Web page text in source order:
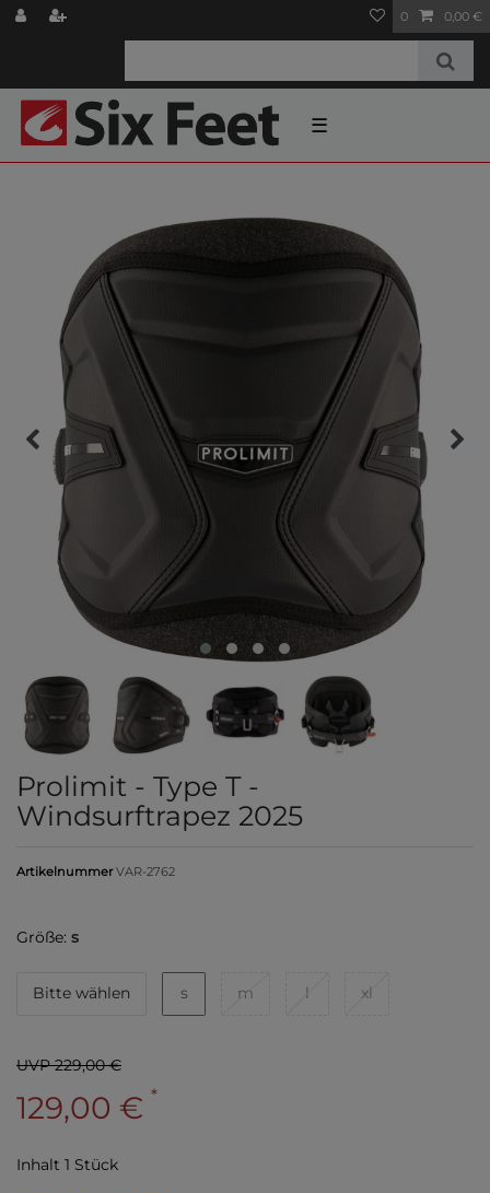
0 0,00 €
☰
Prolimit - Type T -
Windsurftrapez 2025
ArtikelnummerVAR-2762
Größe: s
Bitte wählen s m l xl
UVP 229,00 €
129,00 € *
Inhalt 1 Stück